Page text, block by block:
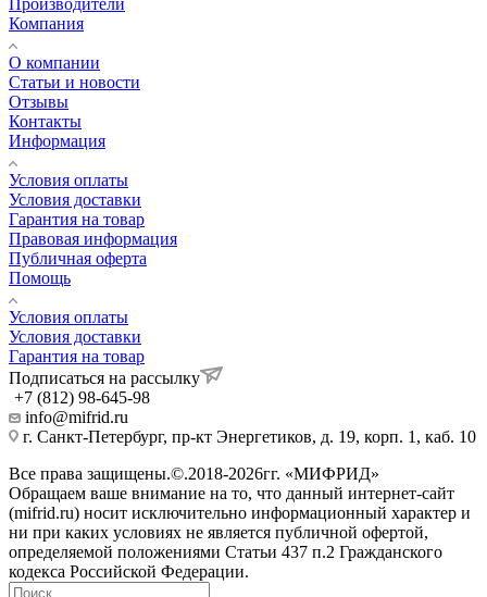
Производители
Компания
О компании
Статьи и новости
Отзывы
Контакты
Информация
Условия оплаты
Условия доставки
Гарантия на товар
Правовая информация
Публичная оферта
Помощь
Условия оплаты
Условия доставки
Гарантия на товар
Подписаться на рассылку
+7 (812) 98-645-98
info@mifrid.ru
г. Санкт-Петербург, пр-кт Энергетиков, д. 19, корп. 1, каб. 10
Все права защищены.©.2018-2026гг. «МИФРИД»
Обращаем ваше внимание на то, что данный интернет-сайт
(mifrid.ru) носит исключительно информационный характер и
ни при каких условиях не является публичной офертой,
определяемой положениями Статьи 437 п.2 Гражданского
кодекса Российской Федерации.